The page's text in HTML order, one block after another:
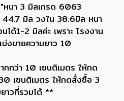
หนา 3 มิลเกรด 6063
มิล วงใน 38.6มิล หนา
ได้1-2 มิลค่ะ เพราะ โรงงาน
บ่งขายความยาว 10
กกว่า 10 เซนติเมตร ให้กด
เซนติเมตร ให้กดสั่งซื้อ 3
าวที่รวมได้ **